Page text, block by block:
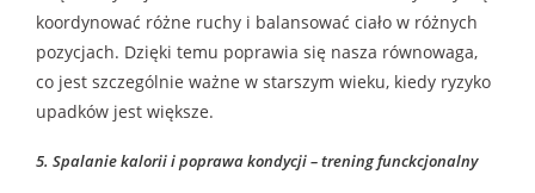
koordynować różne ruchy i balansować ciało w różnych
pozycjach. Dzięki temu poprawia się nasza równowaga,
co jest szczególnie ważne w starszym wieku, kiedy ryzyko
upadków jest większe.
5. Spalanie kalorii i poprawa kondycji– trening funckcjonalny